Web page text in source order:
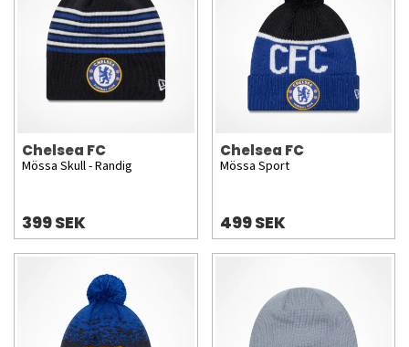
Chelsea FC
Mössa Skull - Randig
399 SEK
Chelsea FC
Mössa Sport
499 SEK